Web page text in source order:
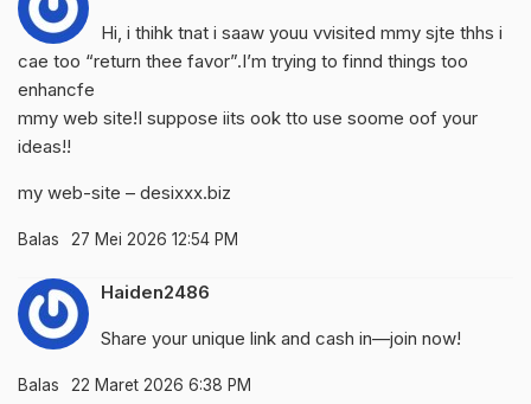
Hi, i thihk tnat i saaw youu vvisited mmy sjte thhs i
cae too “return thee favor”.I’m trying to finnd things too
enhancfe
mmy web site!I suppose iits ook tto use soome oof your
ideas!!
my web-site – desixxx.biz
Balas 27 Mei 2026 12:54 PM
Haiden2486
Share your unique link and cash in—join now!
Balas 22 Maret 2026 6:38 PM